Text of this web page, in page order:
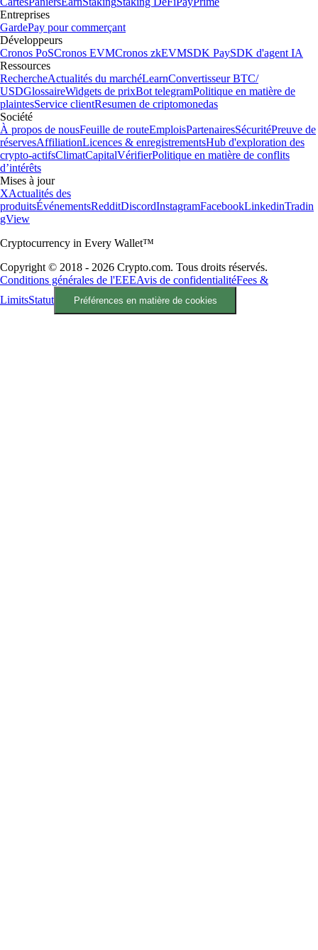
Entreprises
GardePay pour commerçant
Développeurs
Cronos PoSCronos EVMCronos zkEVMSDK PaySDK d'agent IA
Ressources
RechercheActualités du marchéLearnConvertisseur BTC/
USDGlossaireWidgets de prixBot telegramPolitique en matière de
plaintesService clientResumen de criptomonedas
Société
À propos de nousFeuille de routeEmploisPartenairesSécuritéPreuve de
réservesAffiliationLicences & enregistrementsHub d'exploration des
crypto-actifsClimatCapitalVérifierPolitique en matière de conflits
d’intérêts
Mises à jour
XActualités des
produitsÉvénementsRedditDiscordInstagramFacebookLinkedinTradin
gView
Cryptocurrency in Every Wallet™
Copyright © 2018 - 2026 Crypto.com. Tous droits réservés.
Conditions générales de l'EEEAvis de confidentialitéFees &
LimitsStatut Préférences en matière de cookies